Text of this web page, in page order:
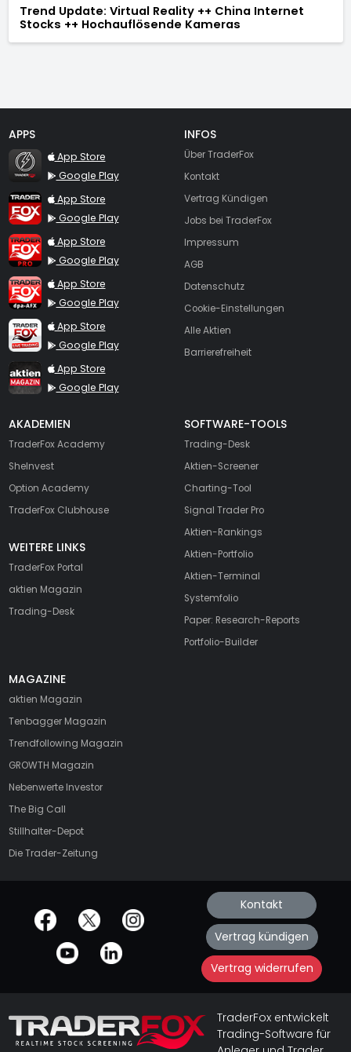
Trend Update: Virtual Reality ++ China Internet
Stocks ++ Hochauflösende Kameras
APPS
TraderFox Flash
App Store
Google Play
TraderFox App
App Store
Google Play
TraderFox Pro
App Store
Google Play
TraderFox dpa-AFX ProFeed
App Store
Google Play
TraderFox Live Trading
App Store
Google Play
TraderFox aktien Magazin
App Store
Google Play
INFOS
Über TraderFox
Kontakt
Vertrag Kündigen
Jobs bei TraderFox
Impressum
AGB
Datenschutz
Cookie-Einstellungen
Alle Aktien
Barrierefreiheit
AKADEMIEN
TraderFox Academy
SheInvest
Option Academy
TraderFox Clubhouse
WEITERE LINKS
TraderFox Portal
aktien Magazin
Trading-Desk
SOFTWARE-TOOLS
Trading-Desk
Aktien-Screener
Charting-Tool
Signal Trader Pro
Aktien-Rankings
Aktien-Portfolio
Aktien-Terminal
Systemfolio
Paper: Research-Reports
Portfolio-Builder
MAGAZINE
aktien Magazin
Tenbagger Magazin
Trendfollowing Magazin
GROWTH Magazin
Nebenwerte Investor
The Big Call
Stillhalter-Depot
Die Trader-Zeitung
offizielle Social Media-Accounts Kontakt
Vertrag kündigen
Vertrag widerrufen
TraderFox entwickelt
Trading-Software für